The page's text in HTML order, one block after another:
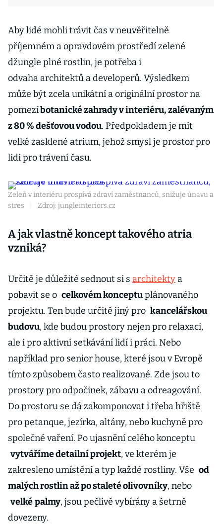
Aby lidé mohli trávit čas v neuvěřitelně
příjemném a opravdovém prostředí zelené
džungle plné rostlin, je potřeba i
odvaha architektů a developerů. Výsledkem
může být zcela unikátní a originální prostor na
pomezíbotanické zahrady v interiéru, zalévaným
z 80 % dešťovou vodou. Předpokladem je mít
velké zasklené atrium, jehož smysl je prostor pro
lidi pro trávení času.
Zeleň v interiéru prospívá zdraví zaměstnanců, snižuje únavu a
stres
Zdroj: jungleinteriors.cz
A jak vlastně koncept takového atria
vzniká?
Určitě je důležité sednout si s architekty a
pobavit se o celkovém konceptuplánovaného
projektu. Ten bude určitě jiný pro kancelářskou
budovu, kde budou prostory nejen pro relaxaci,
ale i pro aktivní setkávání lidí i práci. Nebo
například pro senior house, které jsou v Evropě
tímto způsobem často realizované. Zde jsou to
prostory pro odpočinek, zábavu a odreagování.
Do prostoru se dá zakomponovat i třeba hřiště
pro petanque, jezírka, altány, nebo kuchyně pro
společné vaření. Po ujasnění celého konceptu
vytváříme detailní projekt, ve kterém je
zakresleno umístění a typ každé rostliny. Vše od
malých rostlin až po staleté olivovníky, nebo
velké palmy, jsou pečlivě vybírány a šetrně
dovezeny.